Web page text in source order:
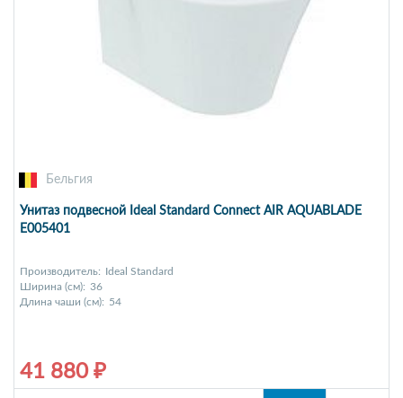
Бельгия
Унитаз подвесной Ideal Standard Connect AIR AQUABLADE
E005401
Производитель: Ideal Standard
Ширина (см): 36
Длина чаши (см): 54
41 880 ₽